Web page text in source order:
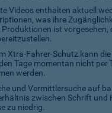
Videos enthalten aktuell
was ihre
ist vorgesehen,
Xtra-Fahrer-Schutz kann
Tage momentan nicht per
werden.
und Vermittlersuche auf
zwischen Schrift und
zu niedrig.